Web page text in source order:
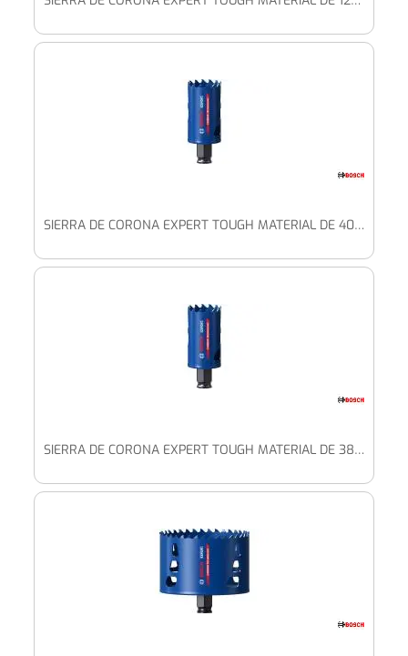
SIERRA DE CORONA EXPERT TOUGH MATERIAL DE 40 X 60 MM
SIERRA DE CORONA EXPERT TOUGH MATERIAL DE 38 X 60 MM